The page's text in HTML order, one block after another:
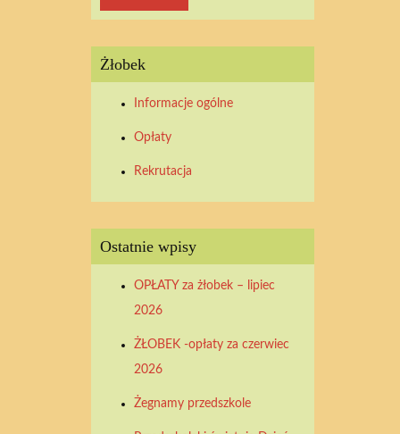
Żłobek
Informacje ogólne
Opłaty
Rekrutacja
Ostatnie wpisy
OPŁATY za żłobek – lipiec
2026
ŻŁOBEK -opłaty za czerwiec
2026
Żegnamy przedszkole